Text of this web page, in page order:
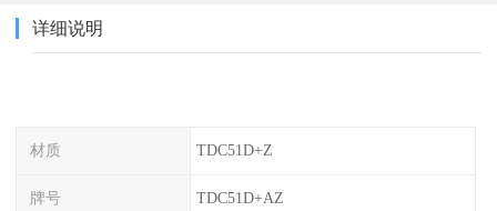
详细说明
材质 TDC51D+Z
牌号 TDC51D+AZ